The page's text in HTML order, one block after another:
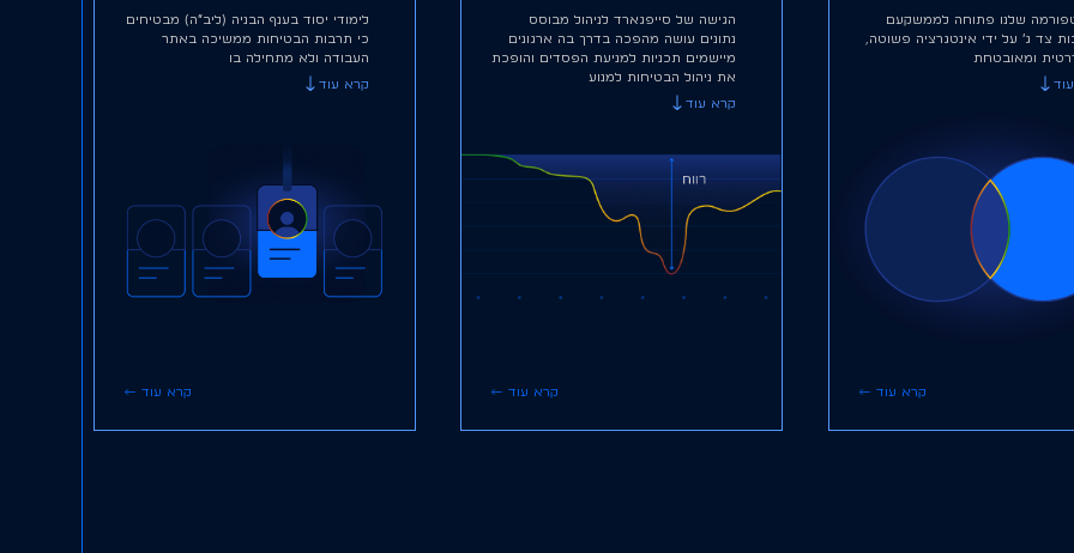
שלנו פתוחה לממשקעם
צד ג׳ על ידי אינטגרציה פשוטה,
ומאובטחת
קרא עוד
הגישה של סייפגארד לניהול מבוסס
נתונים עושה מהפכה בדרך בה ארגונים
מיישמים תכניות למניעת הפסדים והופכת
את ניהול הבטיחות למנוע
קרא עוד
קרא עוד
לימודי יסוד בענף הבניה (ליב״ה) מבטיחים
כי תרבות הבטיחות ממשיכה באתר
העבודה ולא מתחילה בו
קרא עוד
קרא עוד